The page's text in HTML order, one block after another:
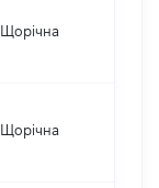
Щорічна
Щорічна